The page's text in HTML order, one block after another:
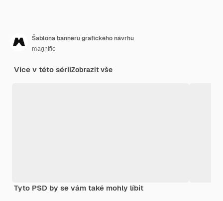
Šablona banneru grafického návrhu
magnific
Více v této sériiZobrazit vše
Tyto PSD by se vám také mohly líbit